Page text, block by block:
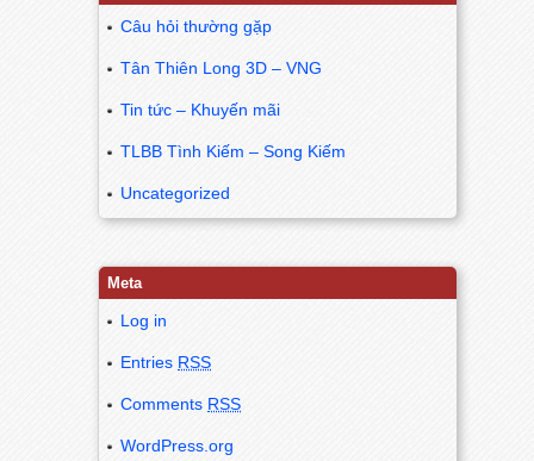
Câu hỏi thường gặp
Tân Thiên Long 3D – VNG
Tin tức – Khuyến mãi
TLBB Tình Kiếm – Song Kiếm
Uncategorized
Meta
Log in
Entries RSS
Comments RSS
WordPress.org